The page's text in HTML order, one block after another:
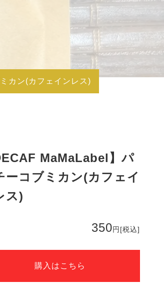
カン(カフェインレス)
MaMaLabel】パ
ーコブミカン(カフェイ
ス)
350円 [税込]
購入はこちら